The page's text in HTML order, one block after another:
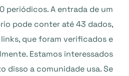
periódicos. A entrada de um
pode conter até 43 dados,
que foram verificados e
Estamos interessados
disso a comunidade usa. Se